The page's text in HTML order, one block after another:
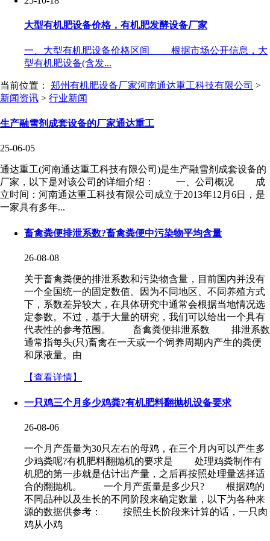
大型有机肥设备价格，有机肥发酵设备厂家
一、大型有机肥设备价格区间 根据市场公开信息，大
型有机肥设备(含发...
当前位置： 郑州有机肥设备厂家河南通达重工科技有限公司 >
新闻资讯 > 行业新闻
生产融雪剂成套设备的厂家通达重工
25-06-05
通达重工(河南通达重工科技有限公司)是生产融雪剂成套设备的
厂家，以下是对该公司的详细介绍： 一、公司概况 成
立时间：河南通达重工科技有限公司成立于2013年12月6日，是
一家具有多年...
畜禽粪便排泄系数?畜禽粪便中污染物平均含量
26-08-08
关于畜禽粪便的排泄系数和污染物含量，目前国内并没有
一个全国统一的固定数值。因为不同地区、不同养殖方式
下，系数差异较大，在具体研究中通常会根据当地情况选
定参数。不过，基于大量的研究，我们可以给出一个具有
代表性的参考范围。 畜禽粪便排泄系数 排泄系数
通常指每头(只)畜禽在一天或一个饲养周期内产生的粪便
和尿液量。由
【查看详情】
一只鸡三个月多少鸡粪?有机肥料翻抛机设备要求
26-08-06
一个月产蛋量为30只左右的母鸡，在三个月内可以产生多
少鸡粪呢?有机肥料翻抛机的要求是 处理鸡粪制作有
机肥的第一步就是估计出产量，之后再按照处理量选择适
合的翻抛机。 一个月产蛋量是多少只? 根据鸡的
不同品种以及生长的不同阶段来确定数量，以下为各种来
源的数据供参考： 按照生长阶段来计算的话，一只肉
鸡从小鸡